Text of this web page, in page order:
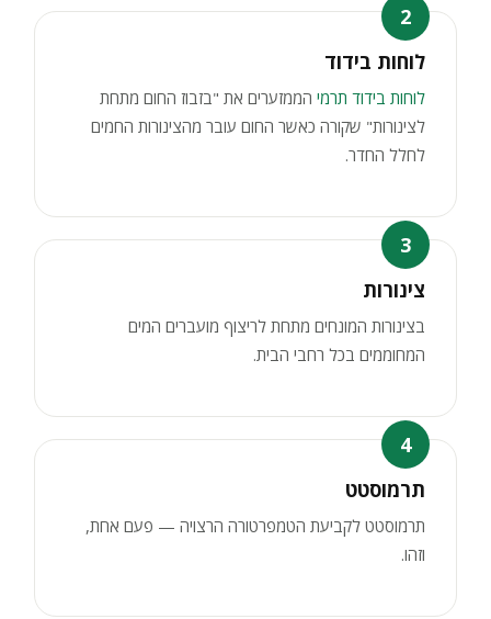
2
לוחות בידוד
לוחות בידוד תרמי הממזערים את "בזבוז החום מתחת
לצינורות" שקורה כאשר החום עובר מהצינורות החמים
לחלל החדר.
3
צינורות
בצינורות המונחים מתחת לריצוף מועברים המים
המחוממים בכל רחבי הבית.
4
תרמוסטט
תרמוסטט לקביעת הטמפרטורה הרצויה — פעם אחת,
וזהו.